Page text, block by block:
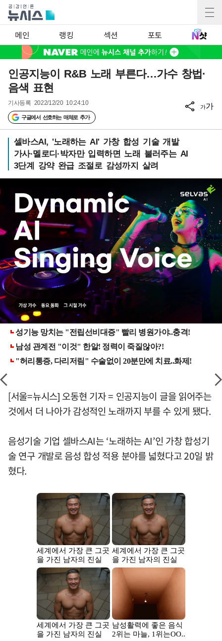
메인 랭킹 섹션 포토
인공지능이 R&B 노래 부른다…가수 창법·
음색 표현
기사등록 2022/12/20 10:24:10
구글에서 선호하는 매체로 추가
가가
셀바스AI, '노래하는 AI' 가창 합성 기술 개발
가사·멜로디·박자만 입력하면 노래 불러주는 AI
3단계 강약 완급 조절로 감성까지 살려
[서울=뉴시스] 오동현 기자 = 인공지능이 글을 읽어주는
것에서 더 나아가 감성적인 노래까지 부를 수 있게 됐다.
음성기술 기업 셀바스AI는 ‘노래하는 AI’인 가창 합성기
술 연구 개발로 음성 합성 적용 분야를 넓혔다고 20일 밝
혔다.